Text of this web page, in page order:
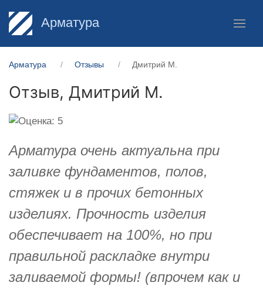
Арматура
Арматура Отзывы Дмитрий М.
Отзыв, Дмитрий М.
Арматура очень актуальна при
заливке фундаментов, полов,
стяжек и в прочих бетонных
изделиях. Прочность изделия
обеспечивает на 100%, но при
правильной раскладке внутри
заливаемой формы! (впрочем как и